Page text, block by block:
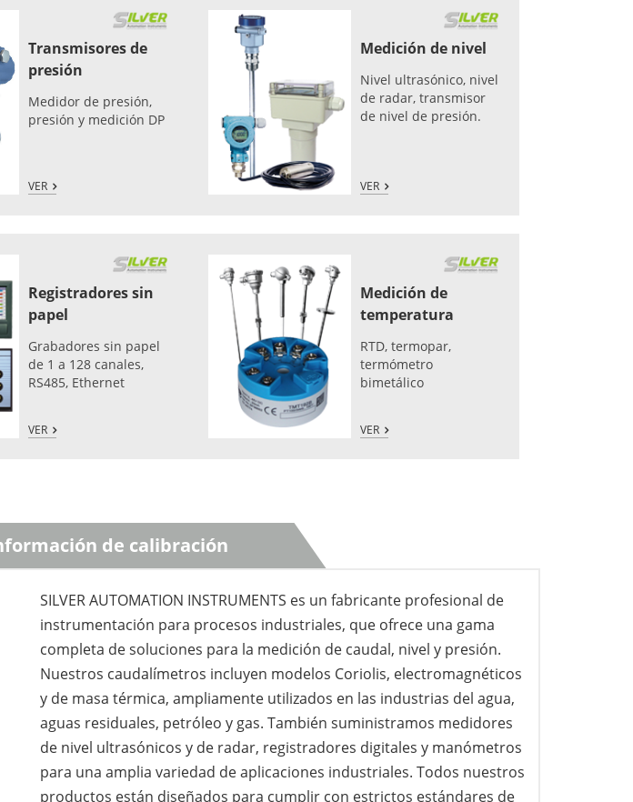
Transmisores de
presión
Medidor de presión,
presión y medición DP
VER
Medición de nivel
Nivel ultrasónico, nivel
de radar, transmisor
de nivel de presión.
VER
Registradores sin
papel
Grabadores sin papel
de 1 a 128 canales,
RS485, Ethernet
VER
Medición de
temperatura
RTD, termopar,
termómetro
bimetálico
VER
de calibración
SILVER AUTOMATION INSTRUMENTS es un fabricante profesional de
instrumentación para procesos industriales, que ofrece una gama
completa de soluciones para la medición de caudal, nivel y presión.
Nuestros caudalímetros incluyen modelos Coriolis, electromagnéticos
y de masa térmica, ampliamente utilizados en las industrias del agua,
aguas residuales, petróleo y gas. También suministramos medidores
de nivel ultrasónicos y de radar, registradores digitales y manómetros
para una amplia variedad de aplicaciones industriales. Todos nuestros
productos están diseñados para cumplir con estrictos estándares de